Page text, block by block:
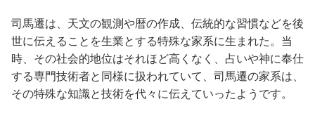
司馬遷は、天文の観測や暦の作成、伝統的な習慣などを後
世に伝えることを生業とする特殊な家系に生まれた。当
時、その社会的地位はそれほど高くなく、占いや神に奉仕
する専門技術者と同様に扱われていて、司馬遷の家系は、
その特殊な知識と技術を代々に伝えていったようです。